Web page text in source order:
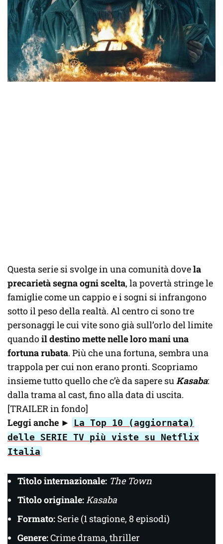
Questa serie si svolge in una comunità dovela
precarietà segna ogni scelta, la povertà stringe le
famiglie come un cappio e i sogni si infrangono
sotto il peso della realtà. Al centro ci sono tre
personaggi le cui vite sono già sull’orlo del limite
quandoil destino mette nelle loro mani una
fortuna rubata. Più che una fortuna, sembra una
trappola per cui non erano pronti. Scopriamo
insieme tutto quello che c’è da sapere suKasaba:
dalla trama al cast, fino alla data di uscita.
[TRAILER in fondo]
Leggi anche ►
La Top 10 (aggiornata)
delle SERIE TV più viste su Netflix
Italia
Titolo internazionale: The Town
Titolo originale:Kasaba
Formato: Serie (1 stagione, 8 episodi)
Genere:Crime drama, thriller